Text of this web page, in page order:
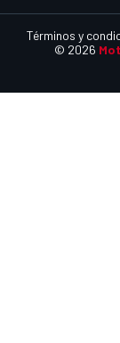
© 2026
Términos y